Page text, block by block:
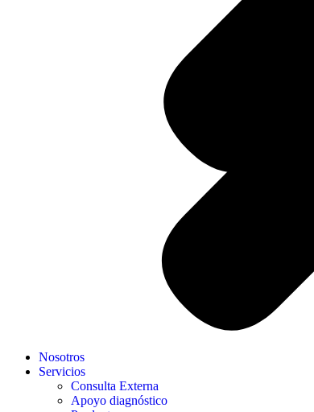
Nosotros
Servicios
Consulta Externa
Apoyo diagnóstico